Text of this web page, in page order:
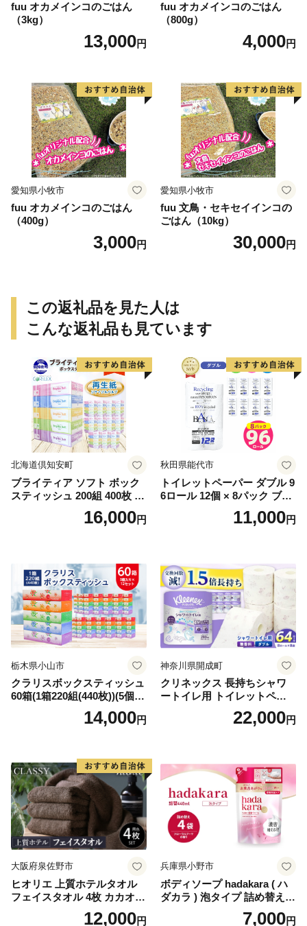
fuu オカメインコのごはん
（3kg）
13,000円
fuu オカメインコのごはん
（800g）
4,000円
愛知県小牧市
fuu オカメインコのごはん
（400g）
3,000円
愛知県小牧市
fuu 文鳥・セキセイインコの
ごはん（10kg）
30,000円
この返礼品を見た人は
こんな返礼品も見ています
北海道倶知安町
ブライティア ソフト ボック
スティッシュ 200組 400枚 60
箱 日本製 まとめ買い ティッ
シュ リサイクル 長持 防災 常
倶知安町 日用品
16,000円
秋田県能代市
トイレットペーパー ダブル 9
6ロール 12個 × 8パック ブラ
ンカ 再生紙 100％ 芯あり 日
用品 消耗品 無香料 生活用品
11,000円
栃木県小山市
クラリスボックスティッシュ
60箱(1箱220組(440枚))(5個入
り×12セット)【1256759】
14,000円
神奈川県開成町
クリネックス 長持ちシャワ
ートイレ用 トイレットペー
パー（ダブル）64ロール(8ロ
ール×8パック) 開成町 トイレ
蓄 防災 エコ 消耗品 生活雑貨
生活用品 無香料 トイレット
ペーパー ダブル といれっと
ぺーぱー トイレ クレシア ト
イレットペーパー [BDBH002
-1]
22,000円
大阪府泉佐野市
ヒオリエ 上質ホテルタオル
フェイスタオル 4枚 カカオ
【タオル 泉州タオル 吸水 普
段使い 無地 シンプル 日用品
12,000円
兵庫県小野市
ボディソープ hadakara ( ハ
ダカラ ) 泡タイプ 詰め替え 4
40ml×4袋 ボディーソープ 泡
ボディソープ 泡 日用品 消耗
7,000円